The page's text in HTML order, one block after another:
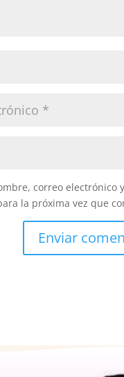
correo electrónico
la próxima vez que